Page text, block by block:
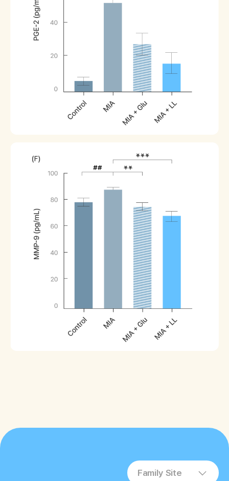
Family Site